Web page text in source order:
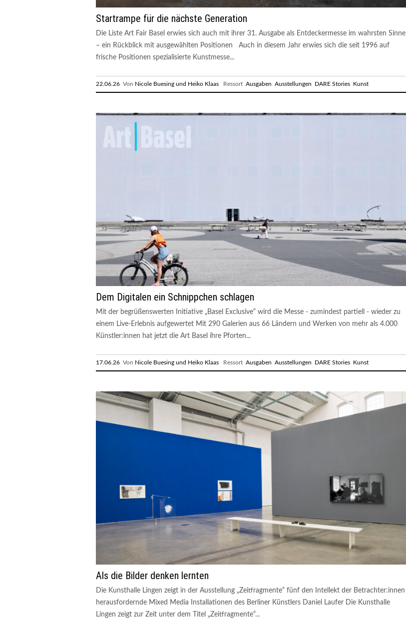
Startrampe für die nächste Generation
Die Liste Art Fair Basel erwies sich auch mit ihrer 31. Ausgabe als Entdeckermesse im wahrsten Sinne
– ein Rückblick mit ausgewählten Positionen Auch in diesem Jahr erwies sich die seit 1996 auf
frische Positionen spezialisierte Kunstmesse...
22.06.26 Von Nicole Buesing und Heiko Klaas Ressort Ausgaben Ausstellungen DARE Stories Kunst
Dem Digitalen ein Schnippchen schlagen
Mit der begrüßenswerten Initiative „Basel Exclusive“ wird die Messe - zumindest partiell - wieder zu
einem Live-Erlebnis aufgewertet Mit 290 Galerien aus 66 Ländern und Werken von mehr als 4.000
Künstler:innen hat jetzt die Art Basel ihre Pforten...
17.06.26 Von Nicole Buesing und Heiko Klaas Ressort Ausgaben Ausstellungen DARE Stories Kunst
Als die Bilder denken lernten
Die Kunsthalle Lingen zeigt in der Ausstellung „Zeitfragmente“ fünf den Intellekt der Betrachter:innen
herausfordernde Mixed Media Installationen des Berliner Künstlers Daniel Laufer Die Kunsthalle
Lingen zeigt zur Zeit unter dem Titel „Zeitfragmente“...